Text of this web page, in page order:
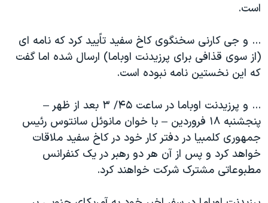
است.
... و جی کارنی سخنگوی کاخ سفید تاًیید کرد که نامه ای
(از سوی قذافی برای پرزیدنت اوباما) ارسال شده اما گفت
که این نخستین نامه نبوده است.
... و پرزیدنت اوباما در ساعت ۴۵/ ۳ بعد از ظهر –
پنجشنبه ۱۸ فروردین – با خوان مانوئل سانتوس رئیس
جمهوری کلمبیا در دفتر کار خود در کاخ سفید ملاقات
خواهد کرد و پس از آن هر دو رهبر در یک کنفرانس
مطبوعاتی مشترک شرکت خواهند کرد.